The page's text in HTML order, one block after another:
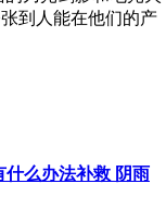
到人能在他们的产
什么办法补救 阴雨